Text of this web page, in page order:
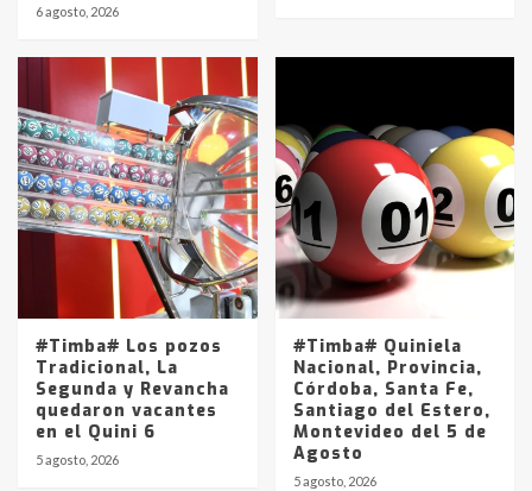
6 agosto, 2026
#Timba# Los pozos
Tradicional, La
Segunda y Revancha
quedaron vacantes
en el Quini 6
5 agosto, 2026
#Timba# Quiniela
Nacional, Provincia,
Córdoba, Santa Fe,
Santiago del Estero,
Montevideo del 5 de
Agosto
5 agosto, 2026